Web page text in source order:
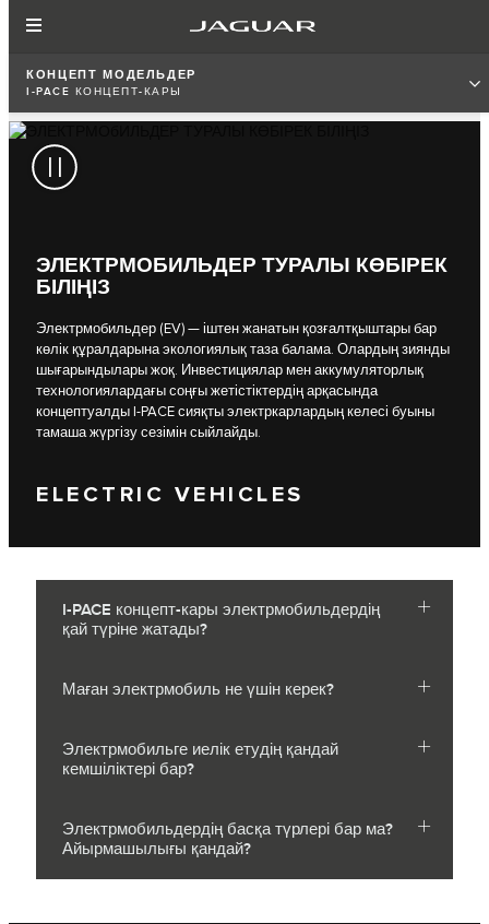
КОНЦЕПТ МОДЕЛЬДЕР
I-PACE КОНЦЕПТ-КАРЫ
ЭЛЕКТРМОБИЛЬДЕР ТУРАЛЫ КӨБІРЕК
БІЛІҢІЗ
Электрмобильдер (EV) — іштен жанатын қозғалтқыштары бар
көлік құралдарына экологиялық таза балама. Олардың зиянды
шығарындылары жоқ. Инвестициялар мен аккумуляторлық
технологиялардағы соңғы жетістіктердің арқасында
концептуалды I-PACE сияқты электркарлардың келесі буыны
тамаша жүргізу сезімін сыйлайды.
ELECTRIC VEHICLES
I-PACE концепт-кары электрмобильдердің
қай түріне жатады?
Маған электрмобиль не үшін керек?
Электрмобильге иелік етудің қандай
кемшіліктері бар?
Электрмобильдердің басқа түрлері бар ма?
Айырмашылығы қандай?